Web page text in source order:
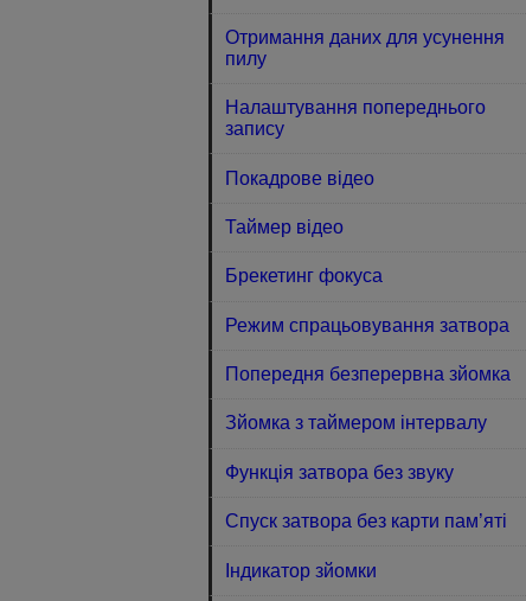
Отримання даних для усунення
пилу
Налаштування попереднього
запису
Покадрове відео
Таймер відео
Брекетинг фокуса
Режим спрацьовування затвора
Попередня безперервна зйомка
Зйомка з таймером інтервалу
Функція затвора без звуку
Спуск затвора без карти пам’яті
Індикатор зйомки